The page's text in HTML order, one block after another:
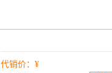
代销价：¥